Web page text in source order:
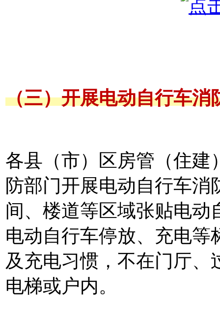
（三）开展电动自行车消
各县（市）区房管（住建
防部门开展电动自行车
间、楼道等区域张贴电动
电动自行车停放、充电等
及充电习惯，不在门厅
电梯或户内。